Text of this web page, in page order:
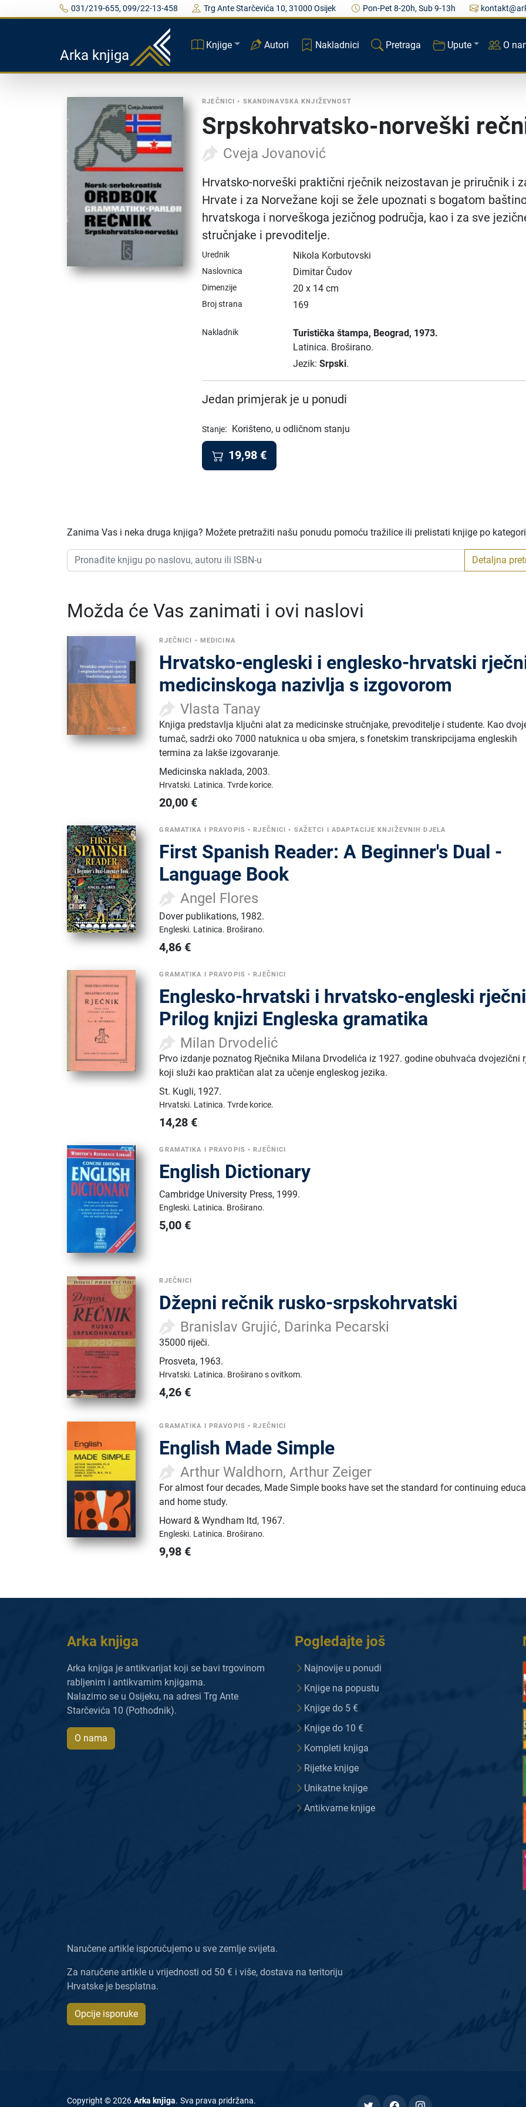
031/219-655, 099/22-13-458 Trg Ante Starčevića 10, 31000 Osijek Pon-Pet 8-20h, Sub 9-13h
Arka knjiga
Knjige Autori Nakladnici Pretraga Upute O
RJEČNICI • SKANDINAVSKA KNJIŽEVNOST
Srpskohrvatsko-norveški
Cveja Jovanović
Hrvatsko-norveški praktični rječnik neizostavan je priručnik i
Hrvate i za Norvežane koji se žele upoznati s bogatom
hrvatskoga i norveškoga jezičnog područja, kao i za sve
stručnjake i prevoditelje.
Urednik Nikola Korbutovski
Naslovnica Dimitar Čudov
Dimenzije 20 x 14 cm
Broj strana 169
Nakladnik Turistička štampa, Beograd, 1973.
Latinica. Broširano.
Jezik: Srpski.
Jedan primjerak je u ponudi
Stanje: Korišteno, u odličnom stanju
19,98 €
Zanima Vas i neka druga knjiga? Možete pretražiti našu ponudu pomoću tražilice ili prelistati knjige po
Detaljna
Možda će Vas zanimati i ovi naslovi
RJEČNICI • MEDICINA
Hrvatsko-engleski i englesko-hrvatski
medicinskoga nazivlja s izgovorom
Vlasta Tanay
Knjiga predstavlja ključni alat za medicinske stručnjake, prevoditelje i studente. Kao
tumač, sadrži oko 7000 natuknica u oba smjera, s fonetskim transkripcijama engleskih
termina za lakše izgovaranje.
Medicinska naklada,2003.
Hrvatski. Latinica.Tvrde korice.
20,00 €
GRAMATIKA I PRAVOPIS •RJEČNICI • SAŽETCI I ADAPTACIJE KNJIŽEVNIH DJELA
First Spanish Reader: A Beginner's Dual -
Language Book
Angel Flores
Dover publikations, 1982.
Engleski. Latinica. Broširano.
4,86 €
GRAMATIKA I PRAVOPIS •RJEČNICI
Englesko-hrvatski i hrvatsko-engleski
Prilog knjizi Engleska gramatika
Milan Drvodelić
Prvo izdanje poznatog Rječnika Milana Drvodelića iz 1927. godine obuhvaća dvojezični
koji služi kao praktičan alat za učenje engleskog jezika.
St. Kugli, 1927.
Hrvatski. Latinica.Tvrde korice.
14,28 €
GRAMATIKA I PRAVOPIS •RJEČNICI
English Dictionary
Cambridge University Press, 1999.
Engleski. Latinica. Broširano.
5,00 €
RJEČNICI
Džepni rečnik rusko-srpskohrvatski
Branislav Grujić, Darinka Pecarski
35000 riječi.
Prosveta, 1963.
Hrvatski. Latinica. Broširano s ovitkom.
4,26 €
GRAMATIKA I PRAVOPIS • RJEČNICI
English Made Simple
Arthur Waldhorn, Arthur Zeiger
For almost four decades, Made Simple books have set the standard for continuing
and home study.
Howard & Wyndham ltd, 1967.
Engleski. Latinica. Broširano.
9,98 €
Arka knjiga
Arka knjiga je antikvarijat koji se bavi trgovinom
rabljenim i antikvarnim knjigama.
Nalazimo se u Osijeku, na adresi Trg Ante
Starčevića 10 (Pothodnik).
O nama
Pogledajte još
Najnovije u ponudi
Knjige na popustu
Knjige do 5 €
Knjige do 10 €
Kompleti knjiga
Rijetke knjige
Unikatne knjige
Antikvarne knjige
Naručene artikle isporučujemo u sve zemlje svijeta.
Za naručene artikle u vrijednosti od 50 € i više, dostava na teritoriju
Hrvatske je besplatna.
Opcije isporuke
Copyright ©2026 Arka knjiga. Sva prava pridržana.